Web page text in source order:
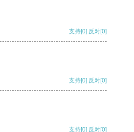
支持[0] 反对[0]
支持[0] 反对[0]
支持[0] 反对[0]